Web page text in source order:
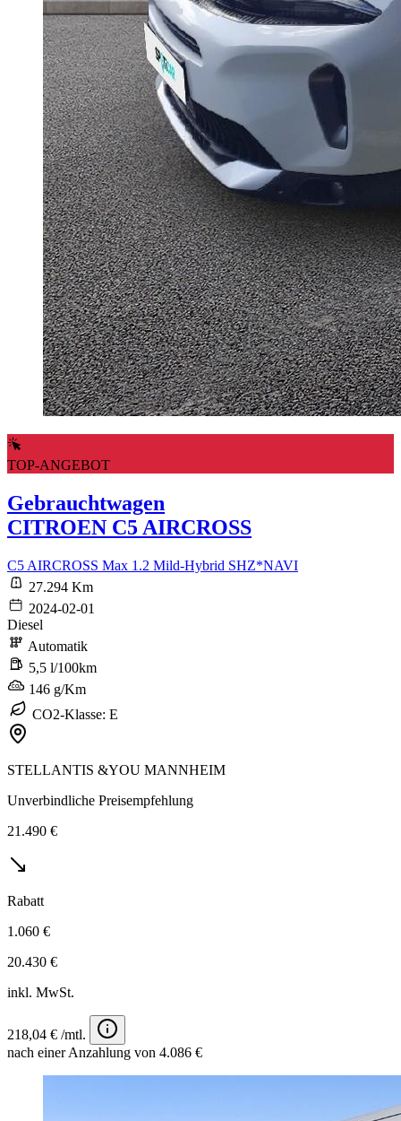
TOP-ANGEBOT
Gebrauchtwagen
CITROEN C5 AIRCROSS
C5 AIRCROSS Max 1.2 Mild-Hybrid SHZ*NAVI
27.294 Km
2024-02-01
Diesel
Automatik
5,5 l/100km
146 g/Km
CO2-Klasse: E
STELLANTIS &YOU MANNHEIM
Unverbindliche Preisempfehlung
21.490 €
Rabatt
1.060 €
20.430 €
inkl. MwSt.
218,04 € /mtl.
nach einer Anzahlung von 4.086 €